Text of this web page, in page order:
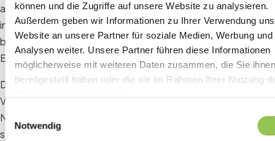
können und die Zugriffe auf unsere Website zu analysieren.
Außerdem geben wir Informationen zu Ihrer Verwendung
Website an unsere Partner für soziale Medien, Werbung und
Analysen weiter. Unsere Partner führen diese Informationen
möglicherweise mit weiteren Daten zusammen, die Sie ihnen
bereitgestellt haben oder die sie im Rahmen Ihrer Nutzung
Notwendig
auffällige Dekorationen oder unnötige Extras. Investitionen
in diese Kernbereiche garantieren, dass die Teilnehmer einen
bleibenden Mehrwert mitnehmen, auch wenn andere
Elemente reduziert werden.
Durch die gezielte Auswahl wirkungsvoller Bereiche können
Veranstalter Mittel dort einsetzen, wo sie den größten
Nutzen bringen. Zum Beispiel kann die Verpflichtung eines
starken Hauptredners oder die Gestaltung sinnvoller